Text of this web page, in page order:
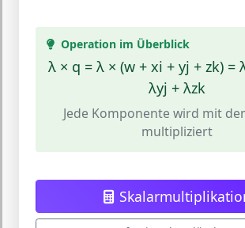
Operation im Überblick
λ × q = λ × (w + xi + yj + zk) =
λyj + λzk
Jede Komponente wird mit
multipliziert